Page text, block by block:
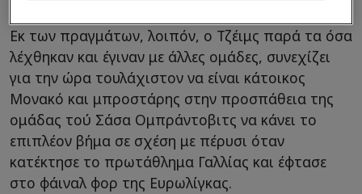
Εκ των πραγμάτων, λοιπόν, ο Τζέιμς παρά τα όσα
λέχθηκαν και έγιναν με άλλες ομάδες, συνεχίζει
για την ώρα τουλάχιστον να είναι κάτοικος
Μονακό και μπροστάρης στην προσπάθεια της
ομάδας τού Σάσα Ομπράντοβιτς να κάνει το
επιπλέον βήμα σε σχέση με πέρυσι όταν
κατέκτησε το πρωτάθλημα Γαλλίας και έφτασε
στο φάιναλ φορ της Ευρωλίγκας.